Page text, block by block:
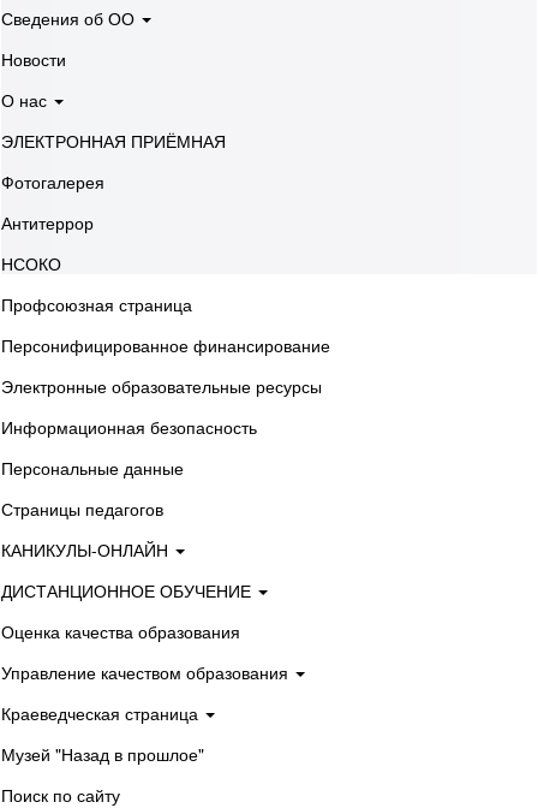
Сведения об ОО
Новости
О нас
ЭЛЕКТРОННАЯ ПРИЁМНАЯ
Фотогалерея
Антитеррор
НСОКО
Профсоюзная страница
Персонифицированное финансирование
Электронные образовательные ресурсы
Информационная безопасность
Персональные данные
Страницы педагогов
КАНИКУЛЫ-ОНЛАЙН
ДИСТАНЦИОННОЕ ОБУЧЕНИЕ
Оценка качества образования
Управление качеством образования
Краеведческая страница
Музей "Назад в прошлое"
Поиск по сайту